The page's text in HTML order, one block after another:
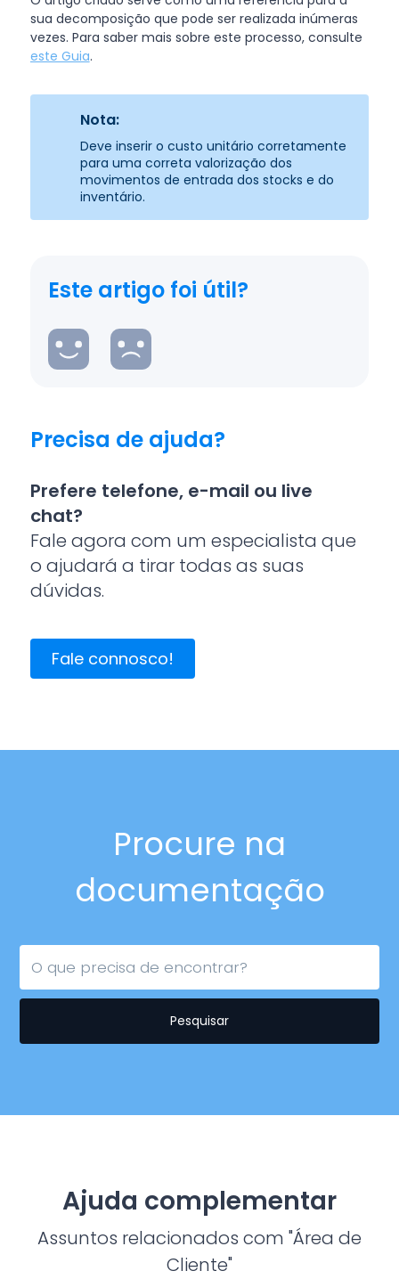
sua decomposição que pode ser realizada inúmeras
vezes. Para saber mais sobre este processo, consulte
este Guia.
Nota:
Deve inserir o custo unitário corretamente
para uma correta valorização dos
movimentos de entrada dos stocks e do
inventário.
Este artigo foi útil?
Precisa de ajuda?
Prefere telefone, e-mail ou live
chat?
Fale agora com um especialista que
o ajudará a tirar todas as suas
dúvidas.
Fale connosco!
Procure na
documentação
Pesquisar
Ajuda complementar
Assuntos relacionados com "Área de
Cliente"